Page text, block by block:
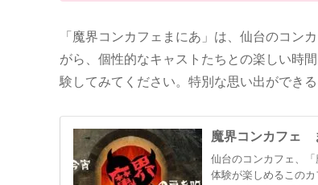
「魔界コンカフェまにあ」は、仙台のコン
がら、個性的なキャストたちとの楽しい時
験してみてください。特別な思い出ができる
魔界コンカフェ
仙台のコンカフェ、
体験が楽しめるこの